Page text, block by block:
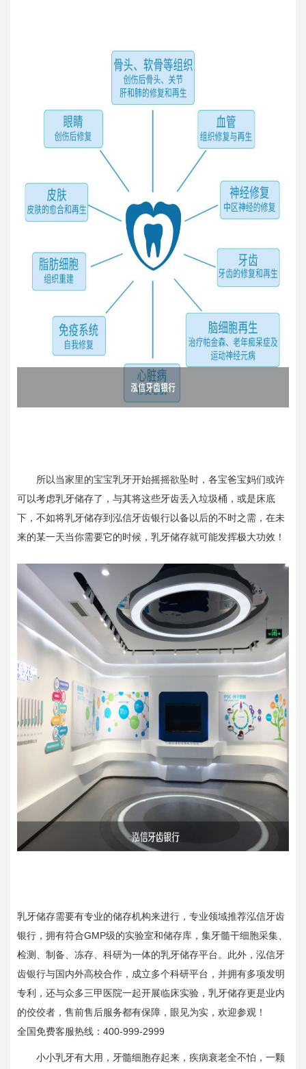
所以当家里的宝宝乳牙开始摇摇欲坠时，各宝爸宝妈们或许
可以考虑乳牙储存了，与其将这些牙齿丢入垃圾桶，或是床底
下，不如将乳牙储存到泓信牙齿银行以备以后的不时之需，在未
来的某一天当你需要它的时候，乳牙储存就可能发挥极大功效！
乳牙储存需要有专业的储存机构来进行，专业领域推荐泓信牙齿
银行，拥有符合GMP级的实验室和储存库，集牙髓干细胞采集、
检测、制备、冻存、科研为一体的乳牙储存平台。此外，泓信牙
齿银行与国内外高校合作，成立多个科研平台，并拥有多项发明
专利，还与众多三甲医院一起开展临床实验，乳牙储存更是业内
的佼佼者，售前售后服务都有保障，眼见为实，欢迎参观！
全国免费客服热线：400-999-2999
小小乳牙有大用，牙髓细胞存起来，疾病衰老全不怕，一颗